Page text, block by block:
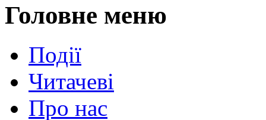
Головне меню
Події
Читачеві
Про нас